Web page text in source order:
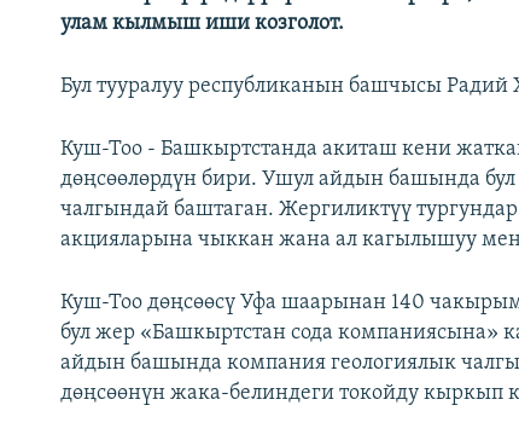
улам кылмыш иши козголот.
Бул тууралуу республиканын башчысы Радий
Куш-Тоо - Башкыртстанда акиташ кени
дөңсөөлөрдүн бири. Ушул айдын башында
чалгындай баштаган. Жергиликтүү
акцияларына чыккан жана ал кагылышуу
Куш-Тоо дөңсөөсү Уфа шаарынан 140
бул жер «Башкыртстан сода компаниясына»
айдын башында компания геологиялык
дөңсөөнүн жака-белиндеги токойду кыркып